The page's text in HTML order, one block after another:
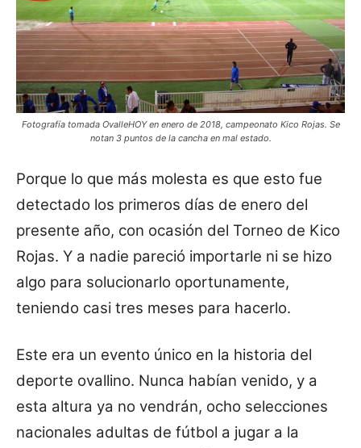
Fotografía tomada OvalleHOY en enero de 2018, campeonato Kico Rojas. Se
notan 3 puntos de la cancha en mal estado.
Porque lo que más molesta es que esto fue
detectado los primeros días de enero del
presente año, con ocasión del Torneo de Kico
Rojas. Y a nadie pareció importarle ni se hizo
algo para solucionarlo oportunamente,
teniendo casi tres meses para hacerlo.
Este era un evento único en la historia del
deporte ovallino. Nunca habían venido, y a
esta altura ya no vendrán, ocho selecciones
nacionales adultas de fútbol a jugar a la